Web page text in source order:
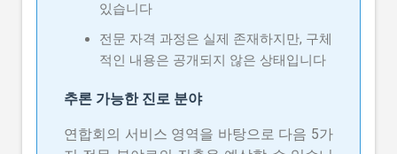
있습니다
전문 자격 과정은 실제 존재하지만, 구체
적인 내용은 공개되지 않은 상태입니다
추론 가능한 진로 분야
연합회의 서비스 영역을 바탕으로 다음 5가